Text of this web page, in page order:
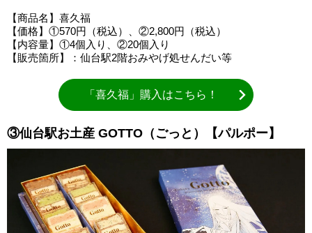
【商品名】喜久福
【価格】①570円（税込）、②2,800円（税込）
【内容量】①4個入り、②20個入り
【販売箇所】：仙台駅2階おみやげ処せんだい等
「喜久福」購入はこちら！
③仙台駅お土産 GOTTO（ごっと）【パルポー】